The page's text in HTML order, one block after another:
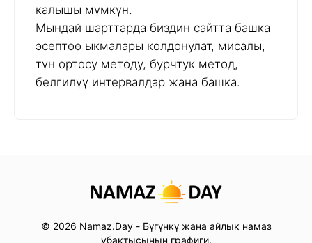
калышы мүмкүн.
Мындай шарттарда биздин сайтта башка
эсептөө ыкмалары колдонулат, мисалы,
түн ортосу методу, бурчтук метод,
белгилүү интервалдар жана башка.
© 2026 Namaz.Day - Бүгүнкү жана айлык намаз
убактысынын графиги.